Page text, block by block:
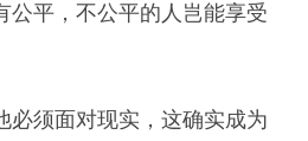
公平，不公平的人岂能享受
必须面对现实，这确实成为